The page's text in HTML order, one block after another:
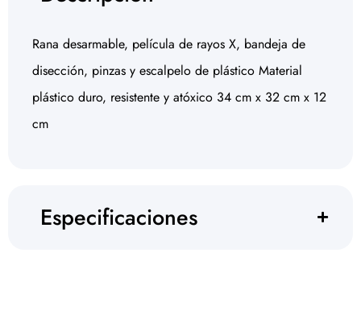
Rana desarmable, película de rayos X, bandeja de
disección, pinzas y escalpelo de plástico Material
plástico duro, resistente y atóxico 34 cm x 32 cm x 12
cm
Especificaciones